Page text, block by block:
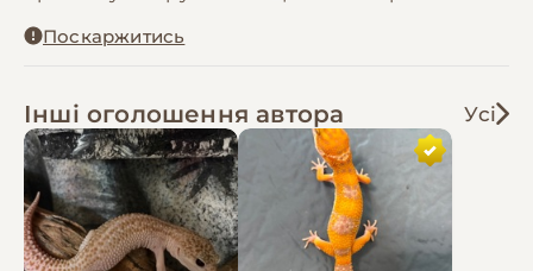
Поскаржитись
Інші оголошення автора Усі